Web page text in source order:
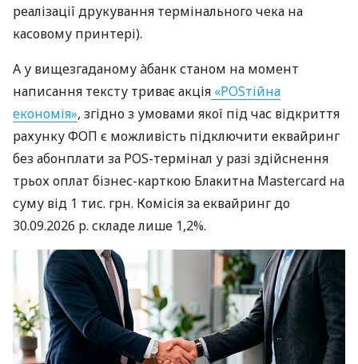
реалізації друкування термінального чека на
касовому принтері).
А у вищезгаданому àбанк станом на момент
написання тексту триває акція «POSтійна
економія», згідно з умовами якої під час відкриття
рахунку ФОП є можливість підключити еквайринг
без абонплати за POS-термінал у разі здійснення
трьох оплат бізнес-карткою Блакитна Mastercard на
суму від 1 тис. грн. Комісія за еквайринг до
30.09.2026 р. складе лише 1,2%.